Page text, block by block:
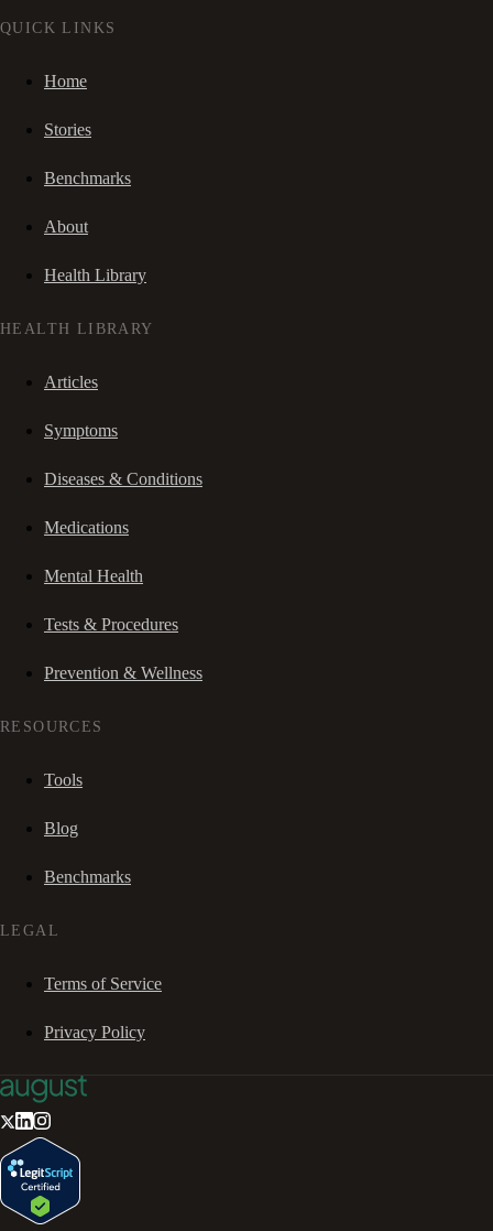
QUICK LINKS
Home
Stories
Benchmarks
About
Health Library
HEALTH LIBRARY
Articles
Symptoms
Diseases & Conditions
Medications
Mental Health
Tests & Procedures
Prevention & Wellness
RESOURCES
Tools
Blog
Benchmarks
LEGAL
Terms of Service
Privacy Policy